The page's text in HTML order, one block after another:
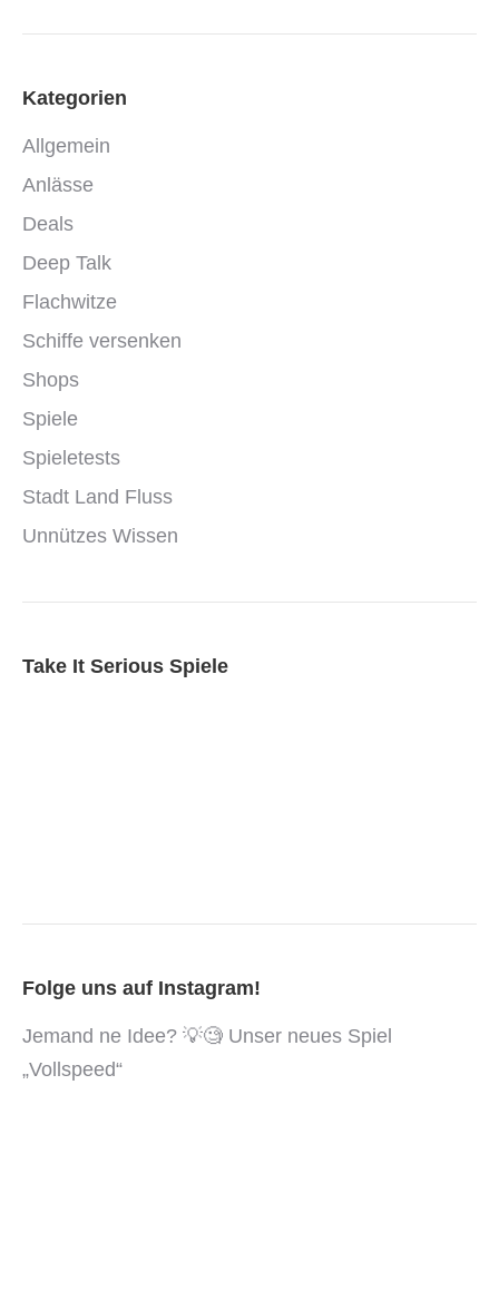
Kategorien
Allgemein
Anlässe
Deals
Deep Talk
Flachwitze
Schiffe versenken
Shops
Spiele
Spieletests
Stadt Land Fluss
Unnützes Wissen
Take It Serious Spiele
Folge uns auf Instagram!
Jemand ne Idee? 💡🧐 Unser neues Spiel
„Vollspeed“